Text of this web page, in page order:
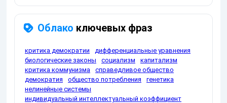
Облако ключевых фраз
критика демократии
дифференциальные уравнения
биологические законы
социализм
капитализм
критика коммунизма
справедливое общество
демократия
общество потребления
генетика
нелинейные системы
индивидуальный интеллектуальный коэффициент